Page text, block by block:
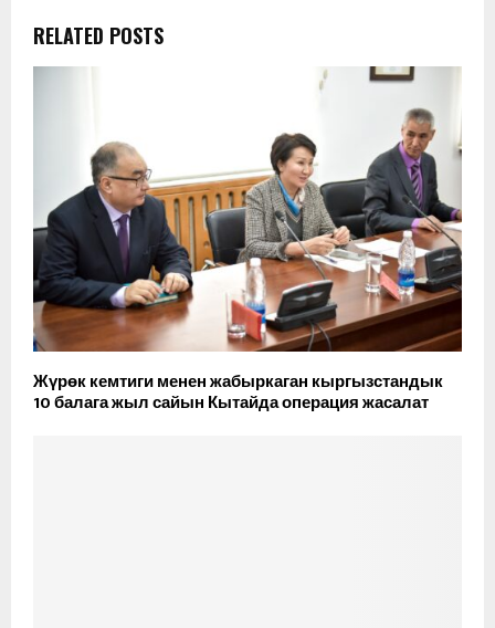
RELATED POSTS
Жүрөк кемтиги менен жабыркаган кыргызстандык
10 балага жыл сайын Кытайда операция жасалат